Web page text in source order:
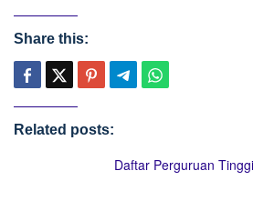
Share this:
Related posts:
Daftar Perguruan